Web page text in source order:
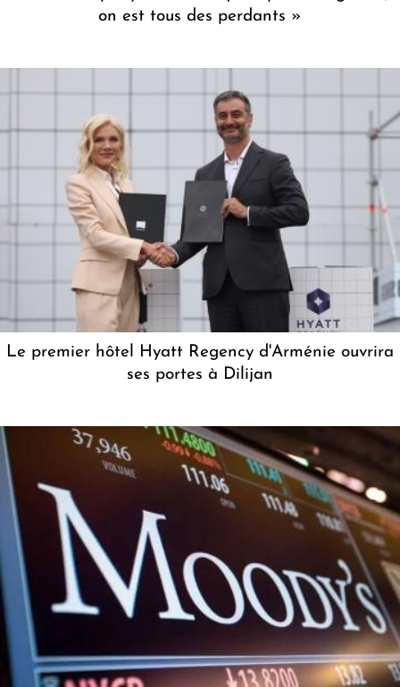
on est tous des perdants »
Le premier hôtel Hyatt Regency d'Arménie ouvrira
ses portes à Dilijan